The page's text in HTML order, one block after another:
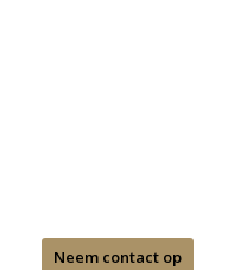
Neem contact op